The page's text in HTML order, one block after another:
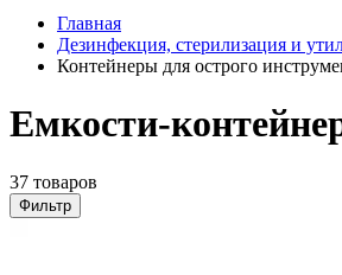
Главная
Дезинфекция, стерилизация и
Контейнеры для острого
Емкости-
37 товаров
Фильтр